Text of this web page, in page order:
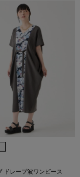
ドレープ波ワンピース